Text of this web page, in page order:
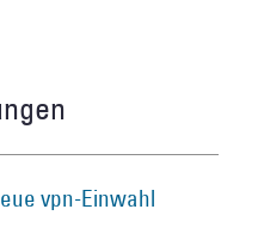
vpn-Einwahl